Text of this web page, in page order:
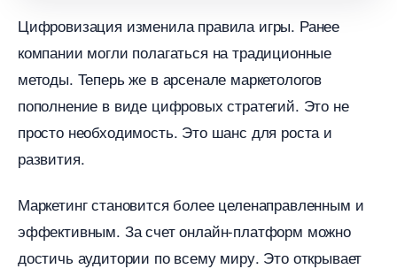
Цифровизация изменила правила игры. Ранее
компании могли полагаться на традиционные
методы. Теперь же в арсенале маркетолого
пополнение в виде цифровых стратегий. Это не
просто необходимость. Это шанс для роста и
развития.
Маркетинг становится более целенаправленным и
эффективным. За счет онлайн-платформ можно
достичь аудитории по всему миру. Это открывает